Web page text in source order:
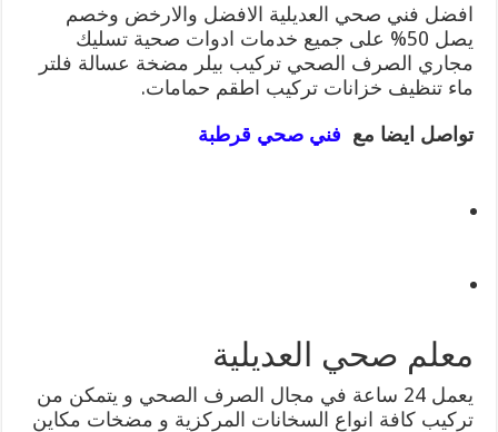
افضل فني صحي العديلية الافضل والارخض وخصم
يصل 50% على جميع خدمات ادوات صحية تسليك
مجاري الصرف الصحي تركيب بيلر مضخة عسالة فلتر
ماء تنظيف خزانات تركيب اطقم حمامات.
تواصل ايضا مع فني صحي قرطبة
معلم صحي العديلية
يعمل 24 ساعة في مجال الصرف الصحي و يتمكن من
تركيب كافة انواع السخانات المركزية و مضخات مكاين